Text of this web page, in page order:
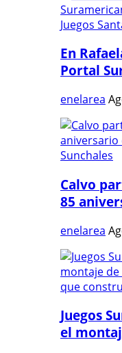
En
Portal
enelarea
Calvo
85
enelarea
Juegos
el